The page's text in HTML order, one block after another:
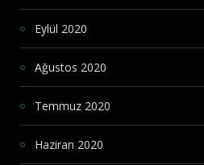
Eylül 2020
Ağustos 2020
Temmuz 2020
Haziran 2020